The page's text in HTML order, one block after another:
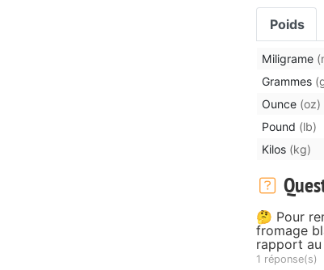
Poids
Miligrame
Grammes
Ounce (oz)
Pound (lb)
Kilos (kg)
🤔 Pour
fromage
rapport
1 réponse(s)